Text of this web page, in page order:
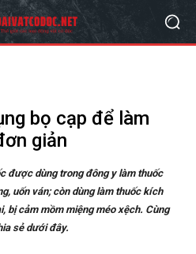
bọ cạp để làm
giản
được dùng trong đông y làm thuốc
uốn ván; còn dùng làm thuốc kích
bị cảm mồm miệng méo xệch. Cùng
sẻ dưới đây.